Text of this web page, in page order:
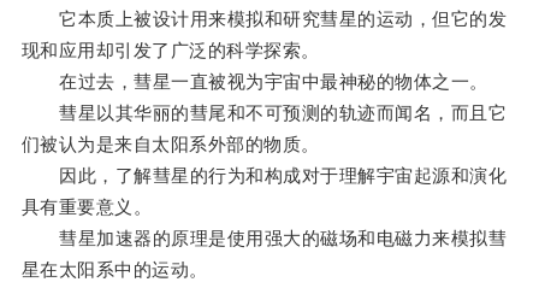
它本质上被设计用来模拟和研究彗星的运动，但它的发
现和应用却引发了广泛的科学探索。
在过去，彗星一直被视为宇宙中最神秘的物体之一。
彗星以其华丽的彗尾和不可预测的轨迹而闻名，而且它
们被认为是来自太阳系外部的物质。
因此，了解彗星的行为和构成对于理解宇宙起源和演化
具有重要意义。
彗星加速器的原理是使用强大的磁场和电磁力来模拟彗
星在太阳系中的运动。